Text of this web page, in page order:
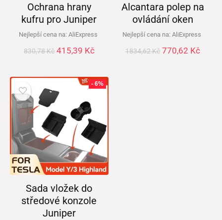
Ochrana hrany
kufru pro Juniper
Nejlepší cena na: AliExpress
830,78Kč 415,39 Kč
Alcantara polep na
ovládání oken
Nejlepší cena na: AliExpress
1834,62Kč 770,62 Kč
- 6%
Sada vložek do
středové konzole
Juniper